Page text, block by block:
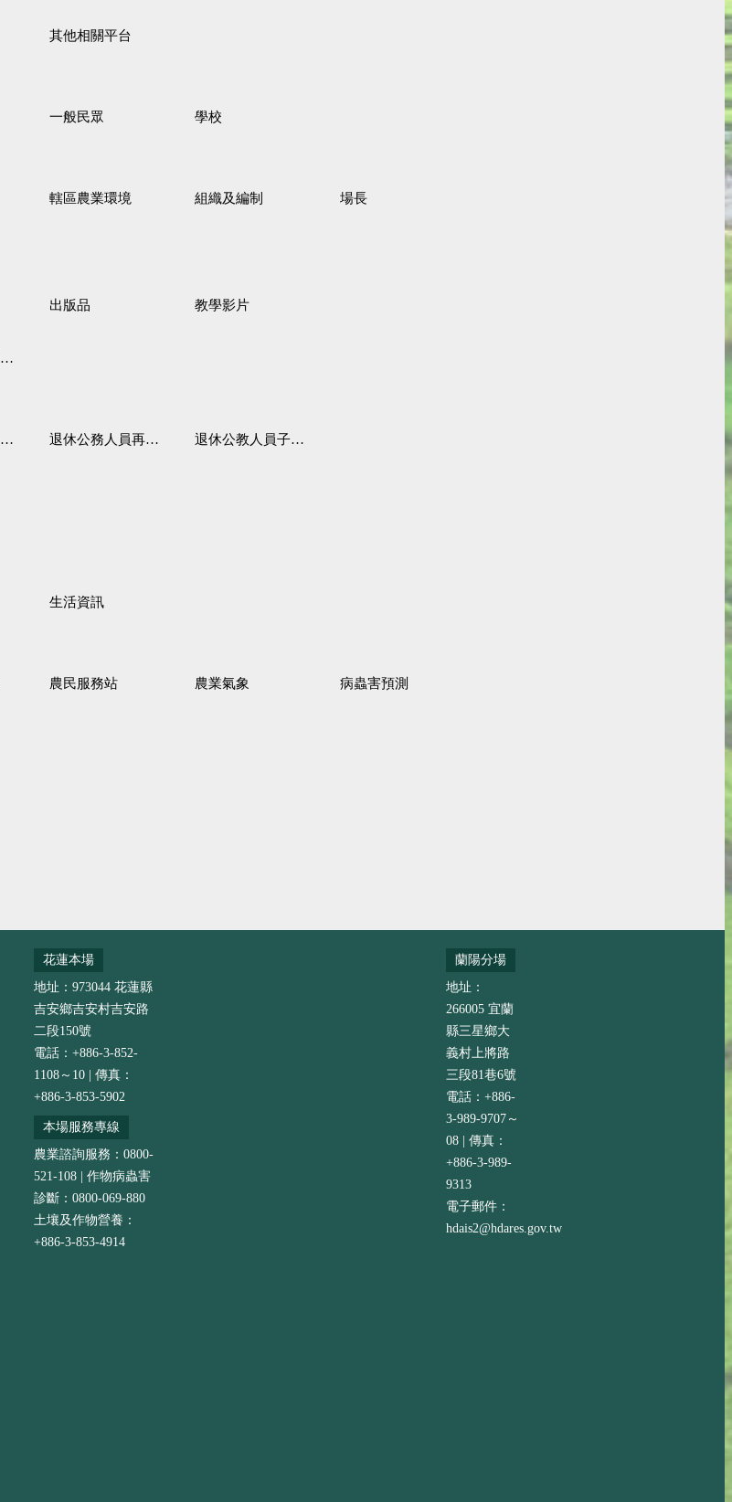
其他相關平台
一般民眾 學校
轄區農業環境 組織及編制 場長
出版品 教學影片
退休公務人員再任職務 退休公教人員子女教育補助規定
生活資訊
農民服務站 農業氣象 病蟲害預測
花蓮本場
地址：973044 花蓮縣
吉安鄉吉安村吉安路
二段150號
電話：+886-3-852-
1108～10 | 傳真：
+886-3-853-5902
本場服務專線
農業諮詢服務：0800-
521-108 | 作物病蟲害
診斷：0800-069-880
土壤及作物營養：
+886-3-853-4914
蘭陽分場
地址：
266005 宜蘭
縣三星鄉大
義村上將路
三段81巷6號
電話：+886-
3-989-9707～
08 | 傳真：
+886-3-989-
9313
電子郵件：
hdais2@hdares.gov.tw